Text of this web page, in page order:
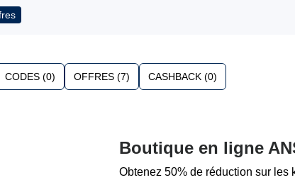
CODES (0) OFFRES (7) CASHBACK (0)
Boutique en ligne
Obtenez 50% de réduction sur les